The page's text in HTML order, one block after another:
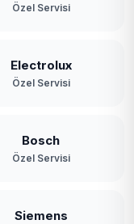
Özel Servisi
Electrolux
Özel Servisi
Bosch
Özel Servisi
Siemens